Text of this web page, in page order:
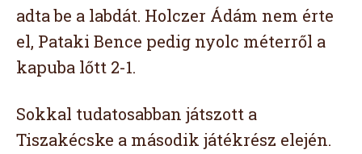
adta be a labdát. Holczer Ádám nem érte
el, Pataki Bence pedig nyolc méterről a
kapuba lőtt 2-1.
Sokkal tudatosabban játszott a
Tiszakécske a második játékrész elején.